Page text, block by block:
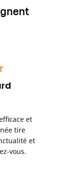
et
tire
et
vous.